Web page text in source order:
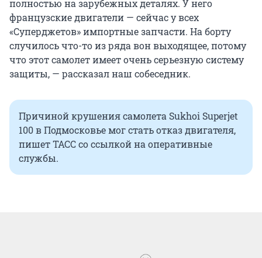
полностью на зарубежных деталях. У него
французские двигатели — сейчас у всех
«Суперджетов» импортные запчасти. На борту
случилось что-то из ряда вон выходящее, потому
что этот самолет имеет очень серьезную систему
защиты, — рассказал наш собеседник.
Причиной крушения самолета Sukhoi Superjet
100 в Подмосковье мог стать отказ двигателя,
пишет ТАСС со ссылкой на оперативные
службы.